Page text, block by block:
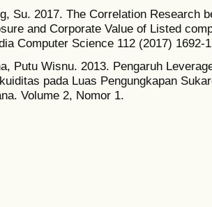
Su. 2017. The Correlation Research
and Corporate Value of Listed
Computer Science 112 (2017) 1692-
Putu Wisnu. 2013. Pengaruh
pada Luas Pengungkapan
Volume 2, Nomor 1.